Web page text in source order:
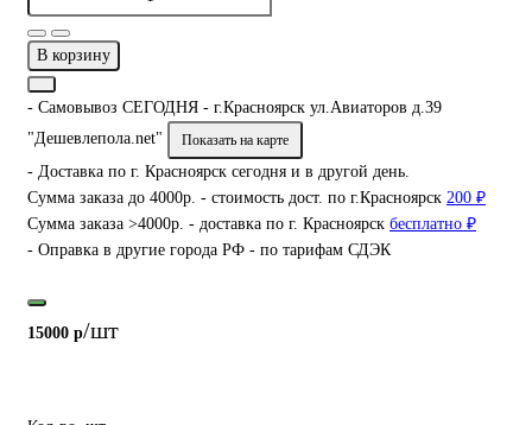
В корзину
- Самовывоз СЕГОДНЯ - г.Красноярск ул.Авиаторов д.39
"Дешевлепола.net"
Показать на карте
- Доставка по г. Красноярск сегодня и в другой день.
Сумма заказа до 4000р. - стоимость дост. по г.Красноярск 200 ₽
Сумма заказа >4000р. - доставка по г. Красноярск бесплатно ₽
- Оправка в другие города РФ - по тарифам СДЭК
15000 р/шт